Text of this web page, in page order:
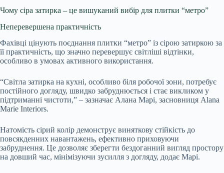
Чому сіра затирка – це вишуканий вибір для плитки “метро”
Неперевершена практичність
Фахівці цінують поєднання плитки “метро” із сірою затиркою за
її практичність, що значно перевершує світліші відтінки,
особливо в умовах активного використання.
“Світла затирка на кухні, особливо біля робочої зони, потребує
постійного догляду, швидко забруднюється і стає викликом у
підтриманні чистоти,” – зазначає Алана Марі, засновниця Alana
Marie Interiors.
Натомість сірий колір демонструє виняткову стійкість до
повсякденних навантажень, ефективно приховуючи
забруднення. Це дозволяє зберегти бездоганний вигляд простору
на довший час, мінімізуючи зусилля з догляду, додає Марі.